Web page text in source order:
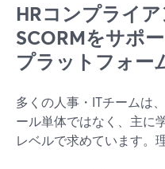
HRコンプライ
SCORMをサポ
プラットフォー
多くの人事・ITチームは
ール単体ではなく、主に
レベルで求めています。